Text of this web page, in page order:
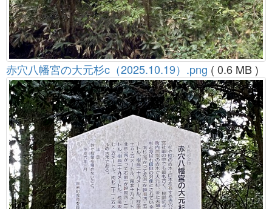
赤穴八幡宮の大元杉c（2025.10.19）.png ( 0.6 MB )